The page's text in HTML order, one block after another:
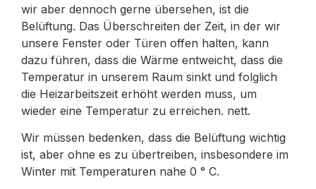
wir aber dennoch gerne übersehen, ist die
Belüftung. Das Überschreiten der Zeit, in der wir
unsere Fenster oder Türen offen halten, kann
dazu führen, dass die Wärme entweicht, dass die
Temperatur in unserem Raum sinkt und folglich
die Heizarbeitszeit erhöht werden muss, um
wieder eine Temperatur zu erreichen. nett.
Wir müssen bedenken, dass die Belüftung wichtig
ist, aber ohne es zu übertreiben, insbesondere im
Winter mit Temperaturen nahe 0 ° C.